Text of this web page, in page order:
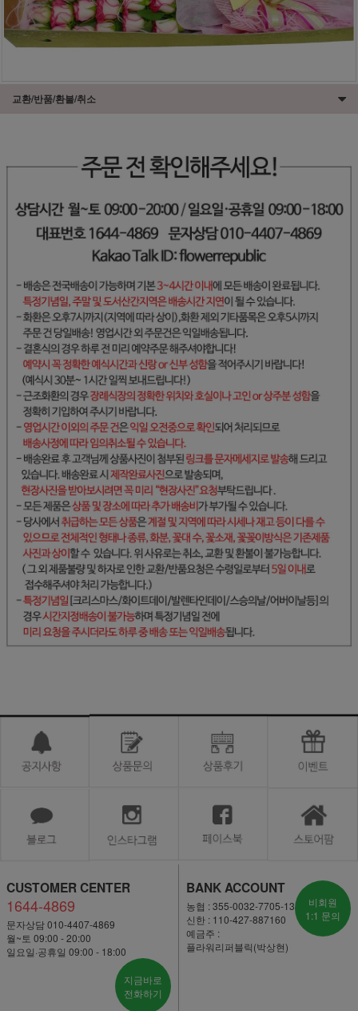
교환/반품/환불/취소
CUSTOMER CENTER
1644-4869
문자상담 010-4407-4869
월~토 09:00 - 20:00
일요일·공휴일 09:00 - 18:00
지금바로
전화하기
BANK ACCOUNT
농협 : 355-0032-7705-13
신한 : 110-427-887160
예금주 :
플라워리퍼블릭(박상현)
비회원
1:1 문의